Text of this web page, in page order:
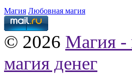
Магия Любовная магия
© 2026 Магия -
магия денег